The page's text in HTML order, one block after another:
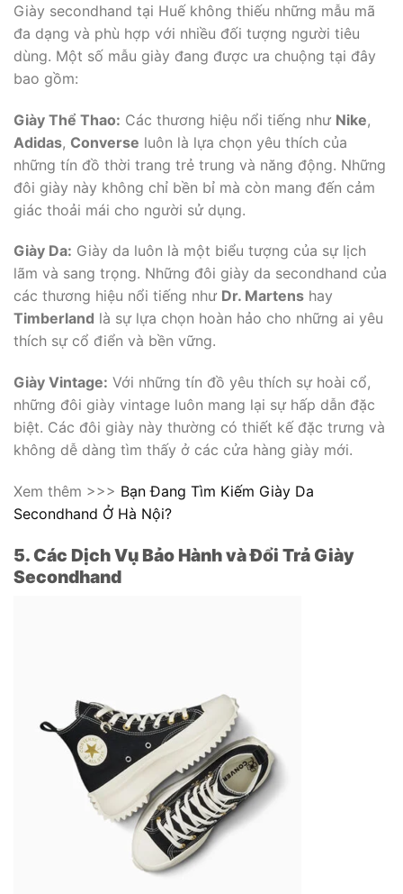
Giày secondhand tại Huế không thiếu những mẫu mã
đa dạng và phù hợp với nhiều đối tượng người tiêu
dùng. Một số mẫu giày đang được ưa chuộng tại đây
bao gồm:
Giày Thể Thao: Các thương hiệu nổi tiếng như Nike,
Adidas, Converse luôn là lựa chọn yêu thích của
những tín đồ thời trang trẻ trung và năng động. Những
đôi giày này không chỉ bền bỉ mà còn mang đến cảm
giác thoải mái cho người sử dụng.
Giày Da: Giày da luôn là một biểu tượng của sự lịch
lãm và sang trọng. Những đôi giày da secondhand của
các thương hiệu nổi tiếng như Dr. Martens hay
Timberland là sự lựa chọn hoàn hảo cho những ai yêu
thích sự cổ điển và bền vững.
Giày Vintage: Với những tín đồ yêu thích sự hoài cổ,
những đôi giày vintage luôn mang lại sự hấp dẫn đặc
biệt. Các đôi giày này thường có thiết kế đặc trưng và
không dễ dàng tìm thấy ở các cửa hàng giày mới.
Xem thêm >>> Bạn Đang Tìm Kiếm Giày Da
Secondhand Ở Hà Nội?
5. Các Dịch Vụ Bảo Hành và Đổi Trả Giày
Secondhand